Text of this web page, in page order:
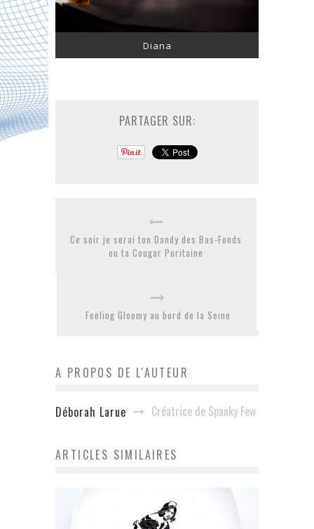
Diana
PARTAGER SUR:
Ce soir je serai ton Dandy des Bas-Fonds
ou ta Cougar Puritaine
Feeling Gloomy au bord de la Seine
A PROPOS DE L'AUTEUR
Déborah Larue Créatrice de Spanky Few
ARTICLES SIMILAIRES